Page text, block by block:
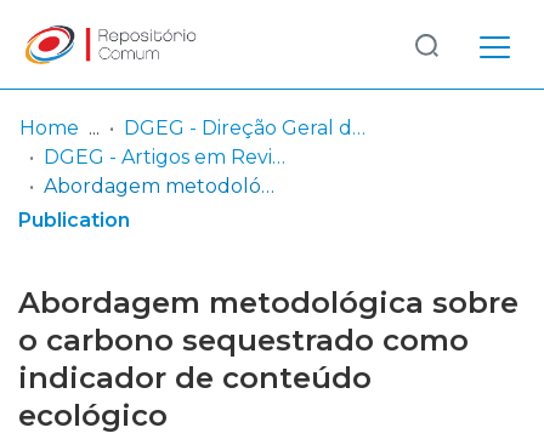
Communities
& Collections
Statistics
Log
In
(current)
Home
DGEG - Direção Geral da Energia e Geologia
DGEG - Artigos em Revistas Nacionais de Divulgação Geral
Abordagem metodológica sobre o carbono sequestrado como indicador de conteúdo ecológico
Publication
Abordagem metodológica sobre
o carbono sequestrado como
indicador de conteúdo
ecológico